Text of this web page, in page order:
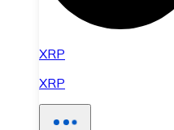
XRP
XRP